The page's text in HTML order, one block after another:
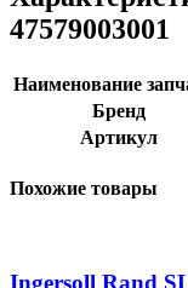
47579003001
Наименование
Бренд
Артикул
Похожие товары
Ingersoll Rand